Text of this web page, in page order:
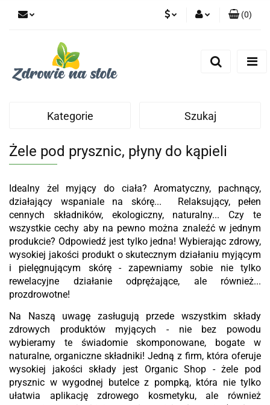
(0)
Kategorie Szukaj
Żele pod prysznic, płyny do kąpieli
Idealny żel myjący do ciała? Aromatyczny, pachnący,
działający wspaniale na skórę...
Relaksujący, pełen
cennych składników, ekologiczny, naturalny... Czy te
wszystkie cechy aby na pewno można znaleźć w jednym
produkcie? Odpowiedź jest tylko jedna! Wybierając zdrowy,
wysokiej jakości produkt o skutecznym działaniu myjącym
i pielęgnującym skórę - zapewniamy sobie nie tylko
rewelacyjne działanie odprężające, ale również...
prozdrowotne!
Na Naszą uwagę zasługują przede wszystkim składy
zdrowych produktów myjących - nie bez powodu
wybieramy te świadomie skomponowane, bogate w
naturalne, organiczne składniki! Jedną z firm, która oferuje
wysokiej jakości składy jest Organic Shop - żele pod
prysznic w wygodnej butelce z pompką, która nie tylko
ułatwia aplikację zdrowego kosmetyku, ale również